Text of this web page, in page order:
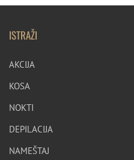
ISTRAŽI
AKCIJA
KOSA
NOKTI
DEPILACIJA
NAMEŠTAJ